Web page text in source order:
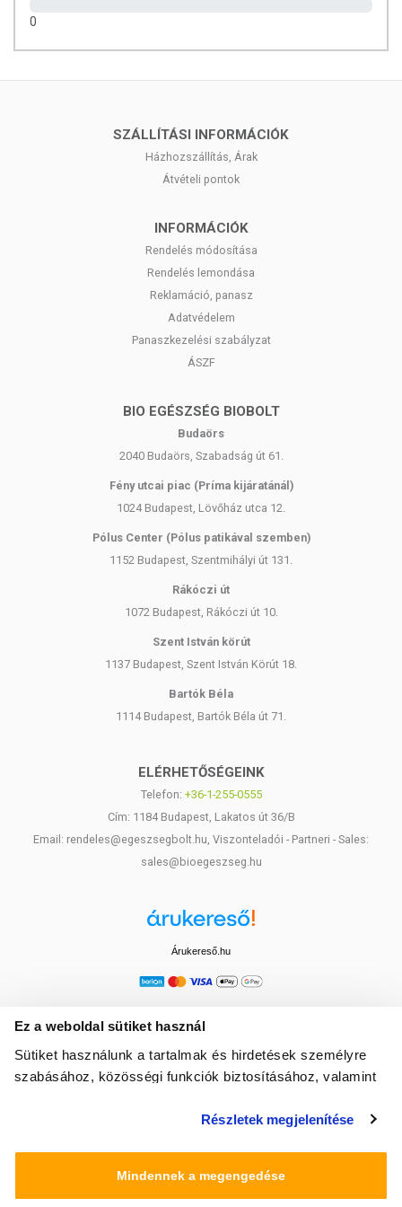
Ez a weboldal sütiket használ
Sütiket használunk a tartalmak és hirdetések személyre
szabásához, közösségi funkciók biztosításához, valamint
média-, hirdető- és elemező partnereinkkel megosztjuk az
amelyeket Ön adott meg számukra vagy az Ön által
Részletek megjelenítése
Mindennek a megengedése
0
SZÁLLÍTÁSI INFORMÁCIÓK
Házhozszállítás, Árak
Átvételi pontok
INFORMÁCIÓK
Rendelés módosítása
Rendelés lemondása
Reklamáció, panasz
Adatvédelem
Panaszkezelési szabályzat
ÁSZF
BIO EGÉSZSÉG BIOBOLT
Budaörs
2040 Budaörs, Szabadság út 61.
Fény utcai piac (Príma kijáratánál)
1024 Budapest, Lövőház utca 12.
Pólus Center (Pólus patikával szemben)
1152 Budapest, Szentmihályi út 131.
Rákóczi út
1072 Budapest, Rákóczi út 10.
Szent István körút
1137 Budapest, Szent István Körút 18.
Bartók Béla
1114 Budapest, Bartók Béla út 71.
ELÉRHETŐSÉGEINK
Telefon: +36-1-255-0555
Cím: 1184 Budapest, Lakatos út 36/B
Email: rendeles@egeszsegbolt.hu, Viszonteladói - Partneri - Sales:
sales@bioegeszseg.hu
Árukereső.hu